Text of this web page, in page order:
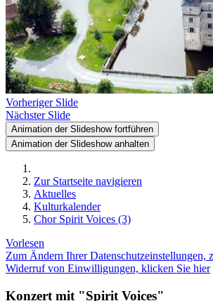
Vorheriger Slide
Nächster Slide
Animation der Slideshow fortführen
Animation der Slideshow anhalten
Zur Startseite navigieren
Aktuelles
Kulturkalender
Chor Spirit Voices (3)
Vorlesen
Zum Ändern Ihrer Datenschutzeinstellungen,
Widerruf von Einwilligungen, klicken Sie hier
Konzert mit "Spirit Voices"